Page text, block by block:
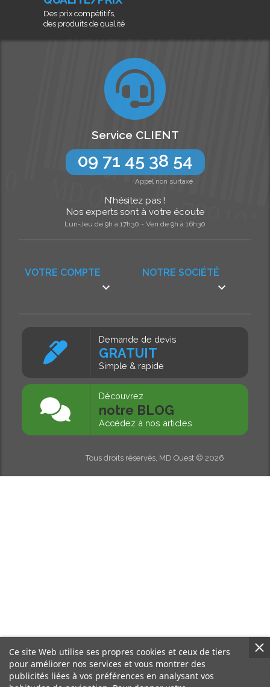
Des prix compétitifs,
des produits de qualité
NOTRE SOCIÉTÉ

VOTRE COMPTE

Service CLIENT
09 71 45 38 54
Appel non surtaxé
N’hésitez pas !
Nos experts sont à votre écoute
Lun-Jeu de 9h à 17h30 - Ven de 9h à 16h30
Demande de devis
GRATUIT
Simple & rapide
Découvrez
notre BLOG
Accédez à nos articles
Ce site Web utilise ses propres cookies et ceux de tiers
pour améliorer nos services et vous montrer des
publicités liées à vos préférences en analysant vos
Tous droits réservés, MD Ouest © 2026